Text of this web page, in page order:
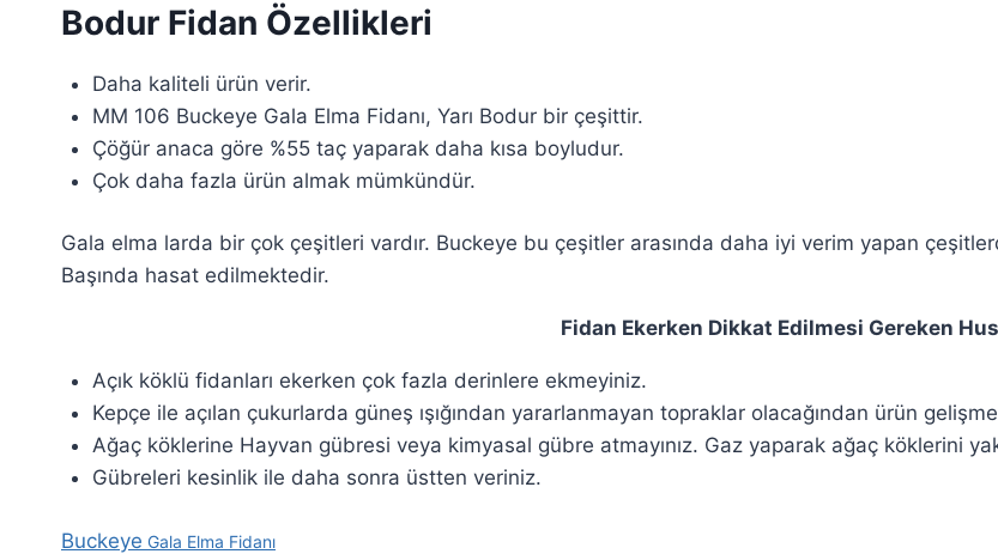
Bodur Fidan Özellikleri
Daha kaliteli ürün verir.
MM 106 Buckeye Gala Elma Fidanı, Yarı Bodur bir çeşittir.
Çöğür anaca göre %55 taç yaparak daha kısa boyludur.
Çok daha fazla ürün almak mümkündür.
Gala elma larda bir çok çeşitleri vardır. Buckeye bu çeşitler arasında daha iyi verim yapan
Başında hasat edilmektedir.
Fidan Ekerken Dikkat Edilmesi Gereken
Açık köklü fidanları ekerken çok fazla derinlere ekmeyiniz.
Kepçe ile açılan çukurlarda güneş ışığından yararlanmayan topraklar olacağından ürün
Ağaç köklerine Hayvan gübresi veya kimyasal gübre atmayınız. Gaz yaparak ağaç köklerini
Gübreleri kesinlik ile daha sonra üstten veriniz.
Buckeye Gala Elma Fidanı